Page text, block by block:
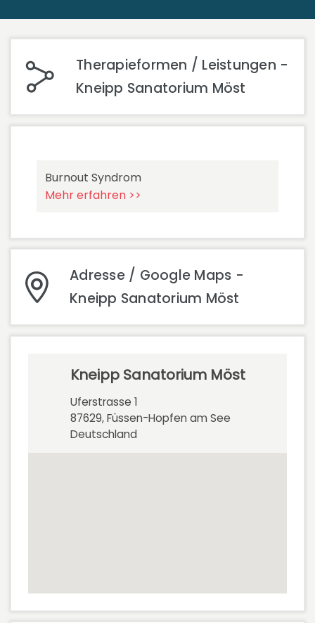
Therapieformen / Leistungen -
Kneipp Sanatorium Möst
Burnout Syndrom
Mehr erfahren >>
Adresse / Google Maps -
Kneipp Sanatorium Möst
Kneipp Sanatorium Möst
Uferstrasse 1
87629, Füssen-Hopfen am See
Deutschland